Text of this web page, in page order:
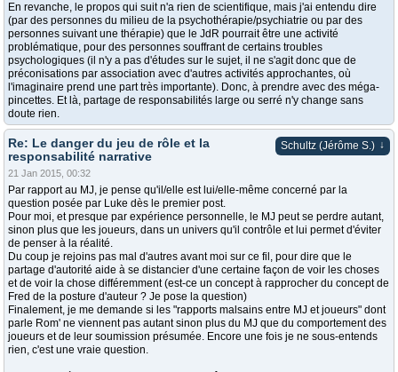
En revanche, le propos qui suit n'a rien de scientifique, mais j'ai entendu dire
(par des personnes du milieu de la psychothérapie/psychiatrie ou par des
personnes suivant une thérapie) que le JdR pourrait être une activité
problématique, pour des personnes souffrant de certains troubles
psychologiques (il n'y a pas d'études sur le sujet, il ne s'agit donc que de
préconisations par association avec d'autres activités approchantes, où
l'imaginaire prend une part très importante). Donc, à prendre avec des méga-
pincettes. Et là, partage de responsabilités large ou serré n'y change sans
doute rien.
Schultz (Jérôme S.) ↓
Re: Le danger du jeu de rôle et la
responsabilité narrative
21 Jan 2015, 00:32
Par rapport au MJ, je pense qu'il/elle est lui/elle-même concerné par la
question posée par Luke dès le premier post.
Pour moi, et presque par expérience personnelle, le MJ peut se perdre autant,
sinon plus que les joueurs, dans un univers qu'il contrôle et lui permet d'éviter
de penser à la réalité.
Du coup je rejoins pas mal d'autres avant moi sur ce fil, pour dire que le
partage d'autorité aide à se distancier d'une certaine façon de voir les choses
et de voir la chose différemment (est-ce un concept à rapprocher du concept de
Fred de la posture d'auteur ? Je pose la question)
Finalement, je me demande si les "rapports malsains entre MJ et joueurs" dont
parle Rom' ne viennent pas autant sinon plus du MJ que du comportement des
joueurs et de leur soumission présumée. Encore une fois je ne sous-entends
rien, c'est une vraie question.